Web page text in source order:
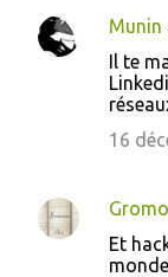
e
n
e
Munin
Il te
16
Et